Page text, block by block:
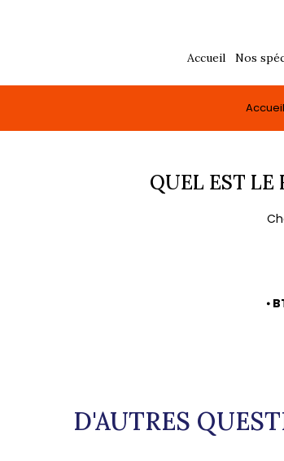
Accueil Nos
Accueil
QUEL EST LE
⦁
D'AUTRES